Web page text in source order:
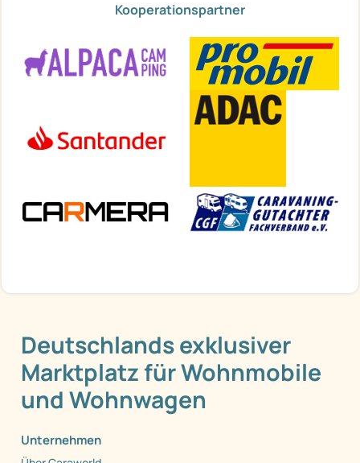
Kooperationspartner
Deutschlands exklusiver
Marktplatz für Wohnmobile
und Wohnwagen
Unternehmen